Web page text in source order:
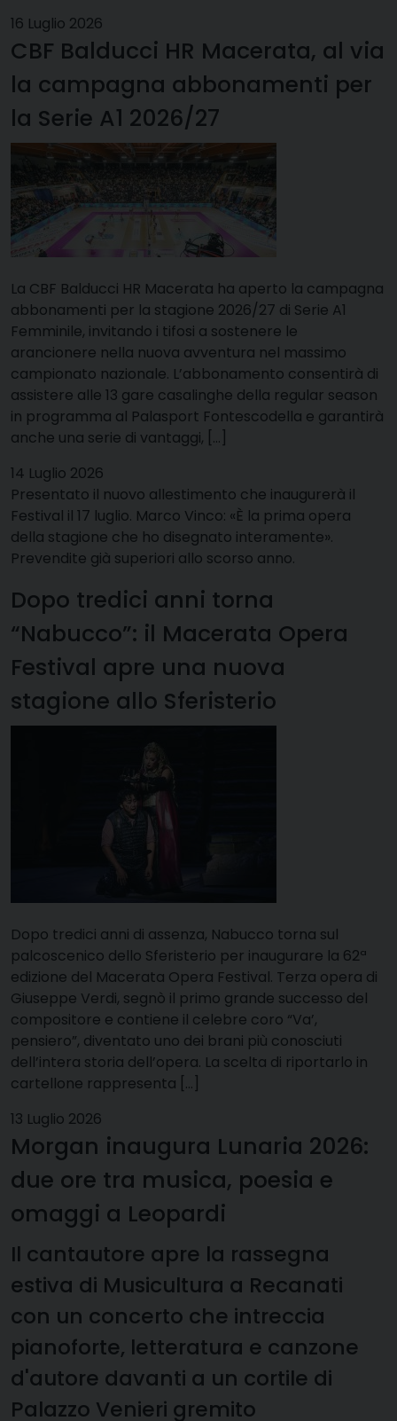
16 Luglio 2026
CBF Balducci HR Macerata, al via
la campagna abbonamenti per
la Serie A1 2026/27
La CBF Balducci HR Macerata ha aperto la campagna
abbonamenti per la stagione 2026/27 di Serie A1
Femminile, invitando i tifosi a sostenere le
arancionere nella nuova avventura nel massimo
campionato nazionale. L’abbonamento consentirà di
assistere alle 13 gare casalinghe della regular season
in programma al Palasport Fontescodella e garantirà
anche una serie di vantaggi, […]
14 Luglio 2026
Presentato il nuovo allestimento che inaugurerà il
Festival il 17 luglio. Marco Vinco: «È la prima opera
della stagione che ho disegnato interamente».
Prevendite già superiori allo scorso anno.
Dopo tredici anni torna
“Nabucco”: il Macerata Opera
Festival apre una nuova
stagione allo Sferisterio
Dopo tredici anni di assenza, Nabucco torna sul
palcoscenico dello Sferisterio per inaugurare la 62ª
edizione del Macerata Opera Festival. Terza opera di
Giuseppe Verdi, segnò il primo grande successo del
compositore e contiene il celebre coro “Va’,
pensiero”, diventato uno dei brani più conosciuti
dell’intera storia dell’opera. La scelta di riportarlo in
cartellone rappresenta […]
13 Luglio 2026
Morgan inaugura Lunaria 2026:
due ore tra musica, poesia e
omaggi a Leopardi
Il cantautore apre la rassegna
estiva di Musicultura a Recanati
con un concerto che intreccia
pianoforte, letteratura e canzone
d'autore davanti a un cortile di
Palazzo Venieri gremito